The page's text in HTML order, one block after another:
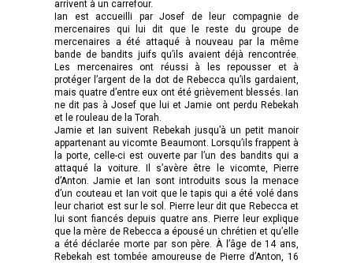
arrivent à un carrefour.
Ian est accueilli par Josef de leur compagnie de
mercenaires qui lui dit que le reste du groupe de
mercenaires a été attaqué à nouveau par la même
bande de bandits juifs qu’ils avaient déjà rencontrée.
Les mercenaires ont réussi à les repousser et à
protéger l’argent de la dot de Rebecca qu’ils gardaient,
mais quatre d’entre eux ont été grièvement blessés. Ian
ne dit pas à Josef que lui et Jamie ont perdu Rebekah
et le rouleau de la Torah.
Jamie et Ian suivent Rebekah jusqu’à un petit manoir
appartenant au vicomte Beaumont. Lorsqu’ils frappent à
la porte, celle-ci est ouverte par l’un des bandits qui a
attaqué la voiture. Il s’avère être le vicomte, Pierre
d’Anton. Jamie et Ian sont introduits sous la menace
d’un couteau et Ian voit que le tapis qui a été volé dans
leur chariot est sur le sol. Pierre leur dit que Rebecca et
lui sont fiancés depuis quatre ans. Pierre leur explique
que la mère de Rebecca a épousé un chrétien et qu’elle
a été déclarée morte par son père. À l’âge de 14 ans,
Rebekah est tombée amoureuse de Pierre d’Anton, 16